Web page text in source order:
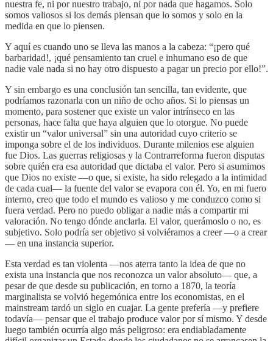
nuestra fe, ni por nuestro trabajo, ni por nada que hagamos. Solo
somos valiosos si los demás piensan que lo somos y solo en la
medida en que lo piensen.
Y aquí es cuando uno se lleva las manos a la cabeza: “¡pero qué
barbaridad!, ¡qué pensamiento tan cruel e inhumano eso de que
nadie vale nada si no hay otro dispuesto a pagar un precio por ello!”.
Y sin embargo es una conclusión tan sencilla, tan evidente, que
podríamos razonarla con un niño de ocho años. Si lo piensas un
momento, para sostener que existe un valor intrínseco en las
personas, hace falta que haya alguien que lo otorgue. No puede
existir un “valor universal” sin una autoridad cuyo criterio se
imponga sobre el de los individuos. Durante milenios ese alguien
fue Dios. Las guerras religiosas y la Contrarreforma fueron disputas
sobre quién era esa autoridad que dictaba el valor. Pero si asumimos
que Dios no existe —o que, si existe, ha sido relegado a la intimidad
de cada cual— la fuente del valor se evapora con él. Yo, en mi fuero
interno, creo que todo el mundo es valioso y me conduzco como si
fuera verdad. Pero no puedo obligar a nadie más a compartir mi
valoración. No tengo dónde anclarla. El valor, querámoslo o no, es
subjetivo. Solo podría ser objetivo si volviéramos a creer —o a crear
— en una instancia superior.
Esta verdad es tan violenta —nos aterra tanto la idea de que no
exista una instancia que nos reconozca un valor absoluto— que, a
pesar de que desde su publicación, en torno a 1870, la teoría
marginalista se volvió hegemónica entre los economistas, en el
mainstream tardó un siglo en cuajar. La gente prefería —y prefiere
todavía— pensar que el trabajo produce valor por sí mismo. Y desde
luego también ocurría algo más peligroso: era endiabladamente